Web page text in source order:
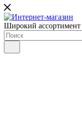
Широкий ассортимент